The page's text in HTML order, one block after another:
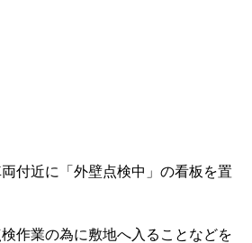
付近に「外壁点検中」の看板を置
作業の為に敷地へ入ることなどを